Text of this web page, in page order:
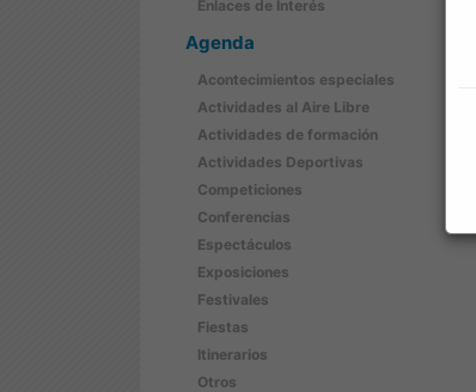
Enlaces de Interés
Agenda
Acontecimientos especiales
Actividades al Aire Libre
Actividades de formación
Actividades Deportivas
Competiciones
Conferencias
Espectáculos
Exposiciones
Festivales
Fiestas
Itinerarios
Otros